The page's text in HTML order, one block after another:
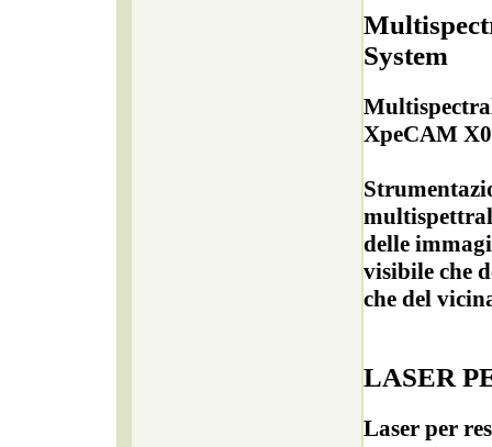
System
XpeCAM
delle
visibile che
che del
LASER
Laser per